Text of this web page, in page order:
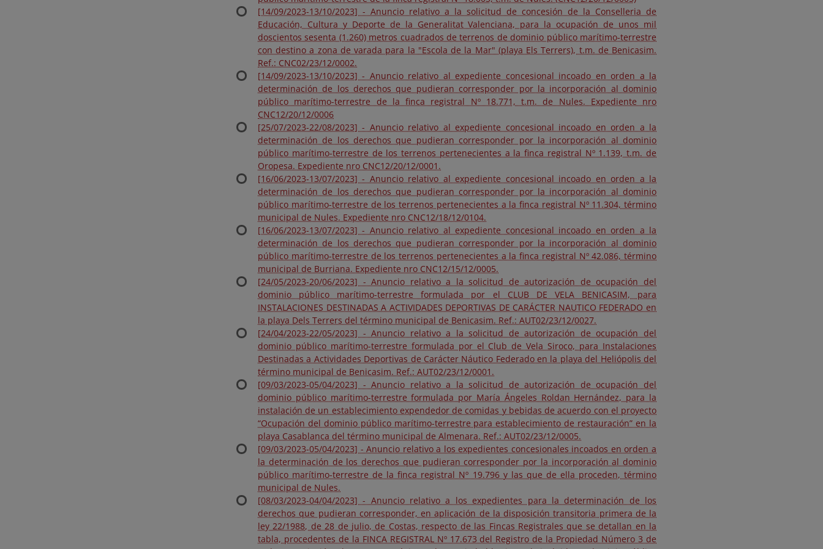
[14/09/2023-13/10/2023] - Anuncio relativo a la solicitud de concesión de la Conselleria de
Educación, Cultura y Deporte de la Generalitat Valenciana, para la ocupación de unos mil
doscientos sesenta (1.260) metros cuadrados de terrenos de dominio público marítimo-terrestre
con destino a zona de varada para la "Escola de la Mar" (playa Els Terrers), t.m. de Benicasim.
Ref.: CNC02/23/12/0002.
[14/09/2023-13/10/2023] - Anuncio relativo al expediente concesional incoado en orden a la
determinación de los derechos que pudieran corresponder por la incorporación al dominio
público marítimo-terrestre de la finca registral Nº 18.771, t.m. de Nules. Expediente nro
CNC12/20/12/0006
[25/07/2023-22/08/2023] - Anuncio relativo al expediente concesional incoado en orden a la
determinación de los derechos que pudieran corresponder por la incorporación al dominio
público marítimo-terrestre de los terrenos pertenecientes a la finca registral Nº 1.139, t.m. de
Oropesa. Expediente nro CNC12/20/12/0001.
[16/06/2023-13/07/2023] - Anuncio relativo al expediente concesional incoado en orden a la
determinación de los derechos que pudieran corresponder por la incorporación al dominio
público marítimo-terrestre de los terrenos pertenecientes a la finca registral Nº 11.304, término
municipal de Nules. Expediente nro CNC12/18/12/0104.
[16/06/2023-13/07/2023] - Anuncio relativo al expediente concesional incoado en orden a la
determinación de los derechos que pudieran corresponder por la incorporación al dominio
público marítimo-terrestre de los terrenos pertenecientes a la finca registral Nº 42.086, término
municipal de Burriana. Expediente nro CNC12/15/12/0005.
[24/05/2023-20/06/2023] - Anuncio relativo a la solicitud de autorización de ocupación del
dominio público marítimo-terrestre formulada por el CLUB DE VELA BENICASIM, para
INSTALACIONES DESTINADAS A ACTIVIDADES DEPORTIVAS DE CARÁCTER NAUTICO FEDERADO en
la playa Dels Terrers del término municipal de Benicasim. Ref.: AUT02/23/12/0027.
[24/04/2023-22/05/2023] - Anuncio relativo a la solicitud de autorización de ocupación del
dominio público marítimo-terrestre formulada por el Club de Vela Siroco, para Instalaciones
Destinadas a Actividades Deportivas de Carácter Náutico Federado en la playa del Heliópolis del
término municipal de Benicasim. Ref.: AUT02/23/12/0001.
[09/03/2023-05/04/2023] - Anuncio relativo a la solicitud de autorización de ocupación del
dominio público marítimo-terrestre formulada por María Ángeles Roldan Hernández, para la
instalación de un establecimiento expendedor de comidas y bebidas de acuerdo con el proyecto
“Ocupación del dominio público marítimo-terrestre para establecimiento de restauración” en la
playa Casablanca del término municipal de Almenara. Ref.: AUT02/23/12/0005.
[09/03/2023-05/04/2023] - Anuncio relativo a los expedientes concesionales incoados en orden a
la determinación de los derechos que pudieran corresponder por la incorporación al dominio
público marítimo-terrestre de la finca registral Nº 19.796 y las que de ella proceden, término
municipal de Nules.
[08/03/2023-04/04/2023] - Anuncio relativo a los expedientes para la determinación de los
derechos que pudieran corresponder, en aplicación de la disposición transitoria primera de la
ley 22/1988, de 28 de julio, de Costas, respecto de las Fincas Registrales que se detallan en la
tabla, procedentes de la FINCA REGISTRAL Nº 17.673 del Registro de la Propiedad Número 3 de